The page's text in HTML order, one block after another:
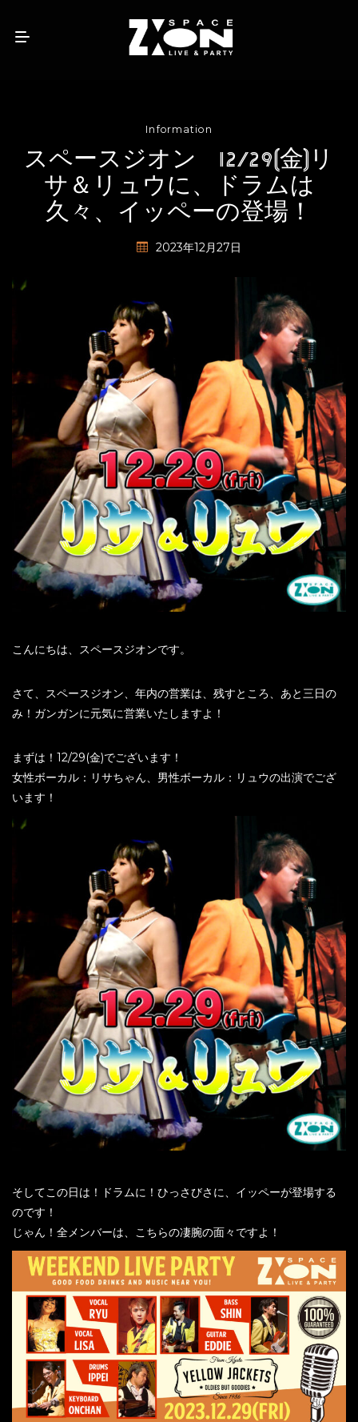
Information
スペースジオン 12/29(金)リ
サ＆リュウに、ドラムは
久々、イッペーの登場！
2023年12月27日
こんにちは、スペースジオンです。
さて、スペースジオン、年内の営業は、残すところ、あと三日の
み！ガンガンに元気に営業いたしますよ！
まずは！12/29(金)でございます！
女性ボーカル：リサちゃん、男性ボーカル：リュウの出演でござ
います！
そしてこの日は！ドラムに！ひっさびさに、イッペーが登場する
のです！
じゃん！全メンバーは、こちらの凄腕の面々ですよ！